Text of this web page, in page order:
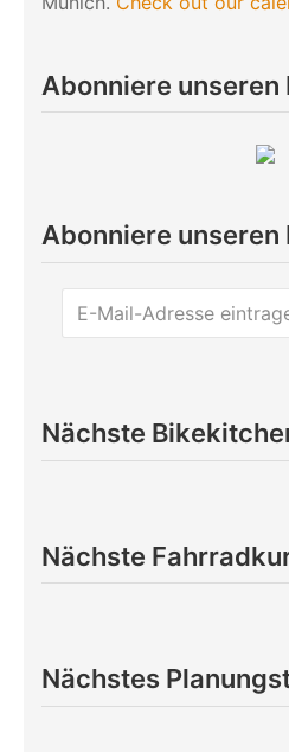
Abonniere unseren
Abonniere
Nächste
Nächste
Nächstes